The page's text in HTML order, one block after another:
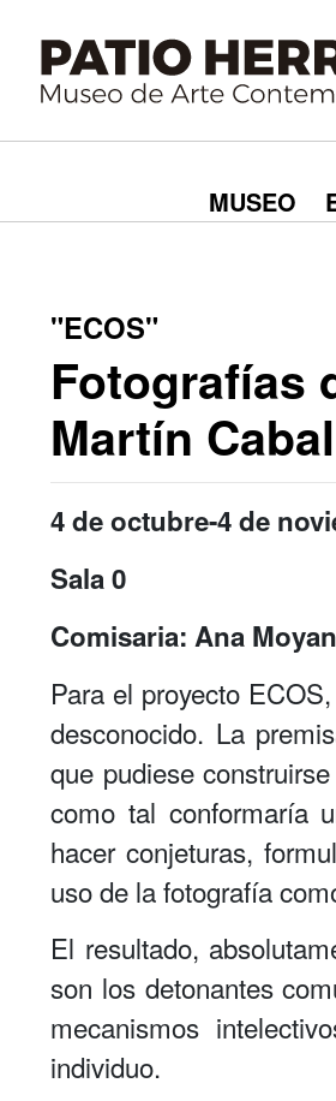
MUSEO
"ECOS"
Fotografías
Martín
4 de octubre-4 de
Sala 0
Comisaria: Ana
Para el proyecto
desconocido. La
que pudiese
como tal conformaría
hacer conjeturas,
uso de la fotografía
El resultado,
son los detonantes
mecanismos
individuo.